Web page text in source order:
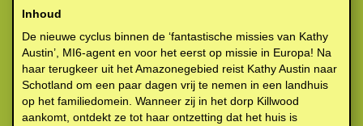
Inhoud
De nieuwe cyclus binnen de ‘fantastische missies van Kathy
Austin’, MI6-agent en voor het eerst op missie in Europa! Na
haar terugkeer uit het Amazonegebied reist Kathy Austin naar
Schotland om een paar dagen vrij te nemen in een landhuis
op het familiedomein. Wanneer zij in het dorp Killwood
aankomt, ontdekt ze tot haar ontzetting dat het huis is